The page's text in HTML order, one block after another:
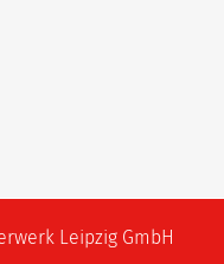
Leipzig GmbH